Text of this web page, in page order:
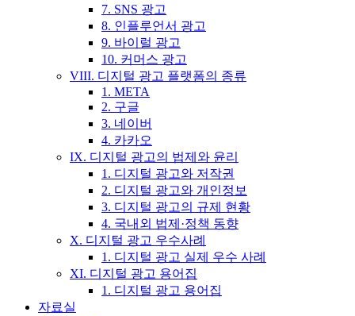
7. SNS 광고
8. 인플루언서 광고
9. 바이럴 광고
10. 커머스 광고
VIII. 디지털 광고 플랫폼의 종류
1. META
2. 구글
3. 네이버
4. 카카오
IX. 디지털 광고의 법제와 윤리
1. 디지털 광고와 저작권
2. 디지털 광고와 개인정보
3. 디지털 광고의 규제 현황
4. 국내외 법제·정책 동향
X. 디지털 광고 우수사례
1. 디지털 광고 실제 우수 사례
XI. 디지털 광고 용어집
1. 디지털 광고 용어집
자료실